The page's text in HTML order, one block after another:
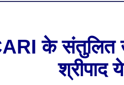
के संतुलित
श्रीपाद